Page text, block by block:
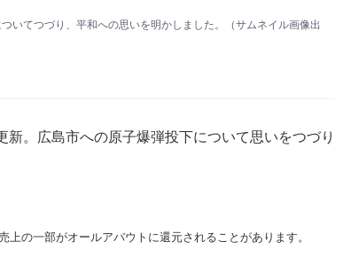
いてつづり、平和への思いを明かしました。（サムネイル画像出
。広島市への原子爆弾投下について思いをつづり
の一部がオールアバウトに還元されることがあります。